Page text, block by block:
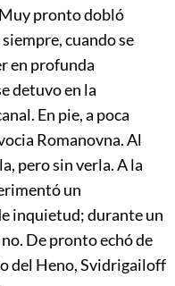
pronto dobló
cuando se
en profunda
detuvo en la
En pie, a poca
Romanovna. Al
pero sin verla. A la
un
inquietud; durante un
De pronto echó de
del Heno, Svidrigailoff